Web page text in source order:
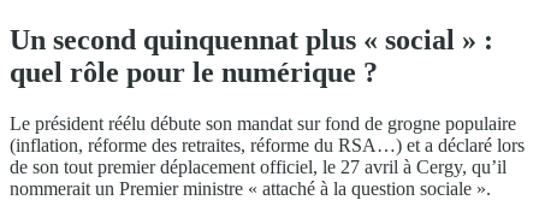
Un second quinquennat plus « social » :
quel rôle pour le numérique ?
Le président réélu débute son mandat sur fond de grogne populaire
(inflation, réforme des retraites, réforme du RSA…) et a déclaré lors
de son tout premier déplacement officiel, le 27 avril à Cergy, qu’il
nommerait un Premier ministre « attaché à la question sociale ».